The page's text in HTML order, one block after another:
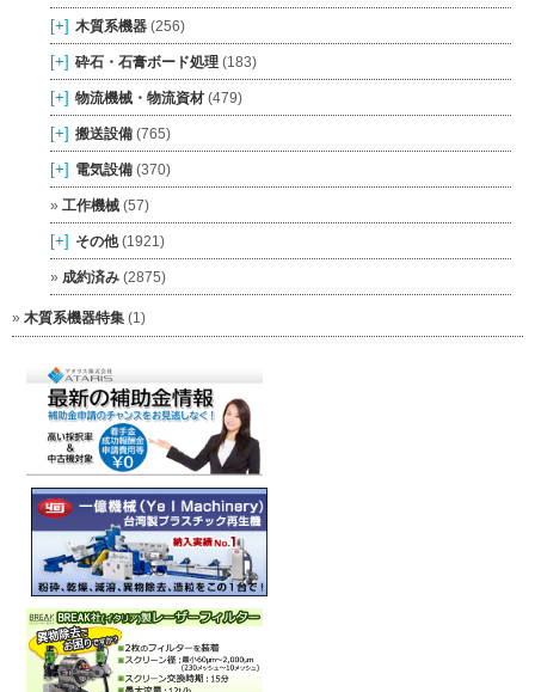
[+] 木質系機器 (256)
[+] 砕石・石膏ボード処理 (183)
[+] 物流機械・物流資材 (479)
[+] 搬送設備 (765)
[+] 電気設備 (370)
工作機械 (57)
[+] その他(1921)
成約済み (2875)
木質系機器特集 (1)